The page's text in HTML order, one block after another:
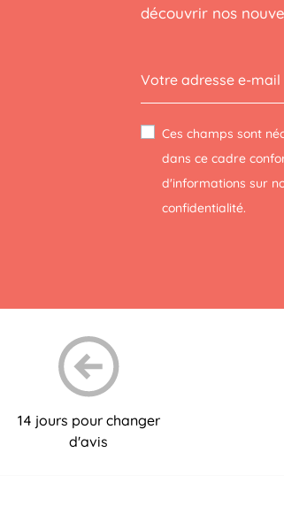
découvrir nos
Ces champs sont
dans ce cadre
d'informations sur
confidentialité.
14 jours pour changer
d'avis